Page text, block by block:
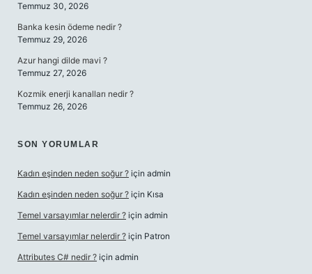
Temmuz 30, 2026
Banka kesin ödeme nedir ?
Temmuz 29, 2026
Azur hangi dilde mavi ?
Temmuz 27, 2026
Kozmik enerji kanalları nedir ?
Temmuz 26, 2026
SON YORUMLAR
Kadın eşinden neden soğur ? için admin
Kadın eşinden neden soğur ? için Kısa
Temel varsayımlar nelerdir ? için admin
Temel varsayımlar nelerdir ? için Patron
Attributes C# nedir ? için admin